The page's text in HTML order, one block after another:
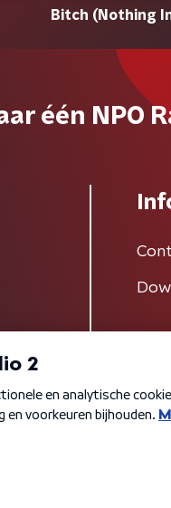
Bitch (Nothing
één NPO